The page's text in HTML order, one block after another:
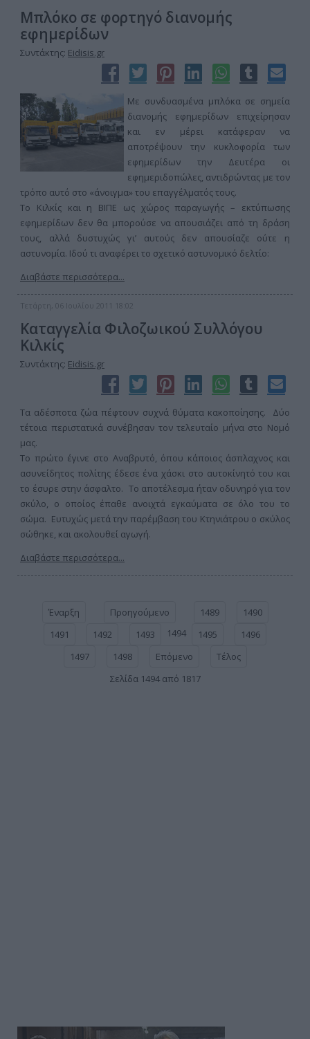
Μπλόκο σε φορτηγό διανομής
εφημερίδων
Συντάκτης: Eidisis.gr
Με συνδυασμένα μπλόκα σε σημεία
διανομής εφημερίδων επιχείρησαν
και εν μέρει κατάφεραν να
αποτρέψουν την κυκλοφορία των
εφημερίδων την Δευτέρα οι
εφημεριδοπώλες, αντιδρώντας με τον
τρόπο αυτό στο «άνοιγμα» του επαγγέλματός τους.
Το Κιλκίς και η ΒΙΠΕ ως χώρος παραγωγής – εκτύπωσης
εφημερίδων δεν θα μπορούσε να απουσιάζει από τη δράση
τους, αλλά δυστυχώς γι’ αυτούς δεν απουσίαζε ούτε η
αστυνομία. Ιδού τι αναφέρει το σχετικό αστυνομικό δελτίο:
Διαβάστε περισσότερα...
Τετάρτη, 06 Ιουλίου 2011 18:02
Καταγγελία Φιλοζωικού Συλλόγου
Κιλκίς
Συντάκτης: Eidisis.gr
Τα αδέσποτα ζώα πέφτουν συχνά θύματα κακοποίησης. Δύο
τέτοια περιστατικά συνέβησαν τον τελευταίο μήνα στο Νομό
μας.
Το πρώτο έγινε στο Αναβρυτό, όπου κάποιος άσπλαχνος και
ασυνείδητος πολίτης έδεσε ένα χάσκι στο αυτοκίνητό του και
το έσυρε στην άσφαλτο. Το αποτέλεσμα ήταν οδυνηρό για τον
σκύλο, ο οποίος έπαθε ανοιχτά εγκαύματα σε όλο του το
σώμα. Ευτυχώς μετά την παρέμβαση του Κτηνιάτρου ο σκύλος
σώθηκε, και ακολουθεί αγωγή.
Διαβάστε περισσότερα...
Έναρξη Προηγούμενο 1489
1490
1491
1492 1493 1494 1495
1496
1497
1498 Επόμενο
Τέλος
Σελίδα 1494 από 1817